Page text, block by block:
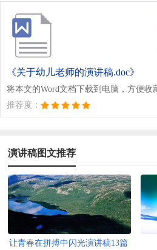
《关于幼儿老师的演讲稿.doc》
将本文的Word文档下载到电脑，方便收
推荐度：
演讲稿图文推荐
让青春在拼搏中闪光演讲稿13篇